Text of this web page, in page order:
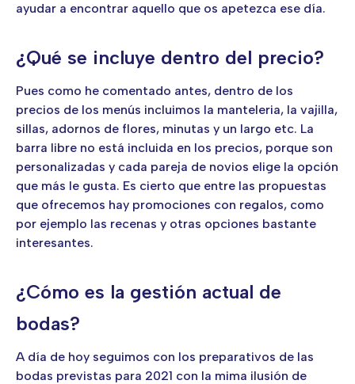
ayudar a encontrar aquello que os apetezca ese día.
¿Qué se incluye dentro del precio?
Pues como he comentado antes, dentro de los
precios de los menús incluimos la manteleria, la vajilla,
sillas, adornos de flores, minutas y un largo etc. La
barra libre no está incluida en los precios, porque son
personalizadas y cada pareja de novios elige la opción
que más le gusta. Es cierto que entre las propuestas
que ofrecemos hay promociones con regalos, como
por ejemplo las recenas y otras opciones bastante
interesantes.
¿Cómo es la gestión actual de
bodas?
A día de hoy seguimos con los preparativos de las
bodas previstas para 2021 con la mima ilusión de